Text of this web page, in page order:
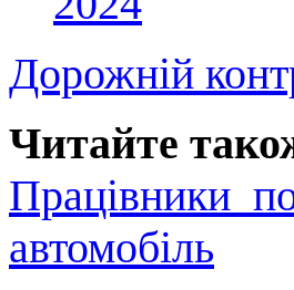
Дорожній
Читайте
Працівники
автомобіль